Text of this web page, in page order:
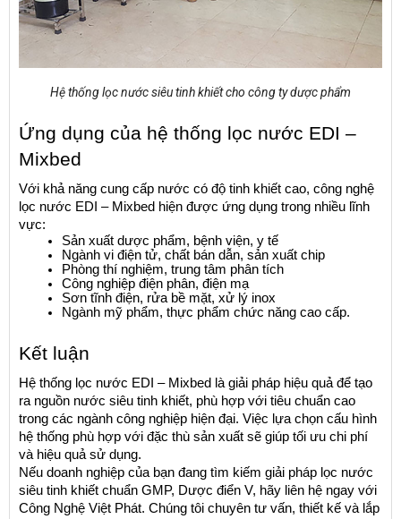
Hệ thống lọc nước siêu tinh khiết cho công ty dược phẩm
Ứng dụng của hệ thống lọc nước EDI –
Mixbed
Với khả năng cung cấp nước có độ tinh khiết cao, công nghệ
lọc nước EDI – Mixbed hiện được ứng dụng trong nhiều lĩnh
vực:
Sản xuất dược phẩm, bệnh viện, y tế
Ngành vi điện tử, chất bán dẫn, sản xuất chip
Phòng thí nghiệm, trung tâm phân tích
Công nghiệp điện phân, điện mạ
Sơn tĩnh điện, rửa bề mặt, xử lý inox
Ngành mỹ phẩm, thực phẩm chức năng cao cấp.
Kết luận
Hệ thống lọc nước EDI – Mixbed là giải pháp hiệu quả để tạo
ra nguồn nước siêu tinh khiết, phù hợp với tiêu chuẩn cao
trong các ngành công nghiệp hiện đại. Việc lựa chọn cấu hình
hệ thống phù hợp với đặc thù sản xuất sẽ giúp tối ưu chi phí
và hiệu quả sử dụng.
Nếu doanh nghiệp của bạn đang tìm kiếm giải pháp lọc nước
siêu tinh khiết chuẩn GMP, Dược điển V, hãy liên hệ ngay với
Công Nghệ Việt Phát. Chúng tôi chuyên tư vấn, thiết kế và lắp